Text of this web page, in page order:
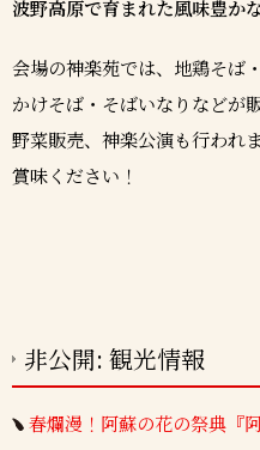
波野高原で育まれた風味豊か
会場の神楽苑では、地鶏そば
かけそば・そばいなりなどが
野菜販売、神楽公演も行われ
賞味ください！
非公開: 観光情報
春爛漫！阿蘇の花の祭典『